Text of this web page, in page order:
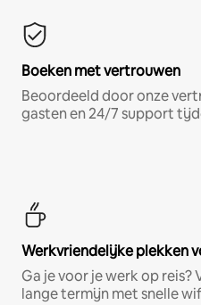
Boeken met vertrouwen
Beoordeeld door onze
gasten en 24/7 support
Werkvriendelijke plekken
Ga je voor je werk op
lange termijn met snelle